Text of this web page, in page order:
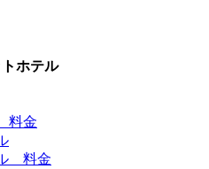
トホテル
料金
料金